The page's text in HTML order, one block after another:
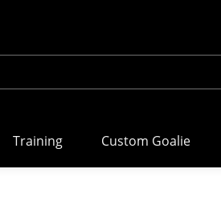
Training Custom Goalie